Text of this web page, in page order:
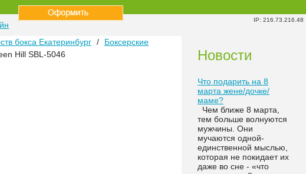
IP: 216.73.216.48
бокса Екатеринбург /
Боксерские
Hill SBL-5046 Новости
Что подарить на 8
марта жене/дочке/
маме?
Чем ближе 8 марта,
тем больше волнуются
мужчины. Они
мучаются одной-
единственной мыслью,
которая не покидает их
даже во сне - «что